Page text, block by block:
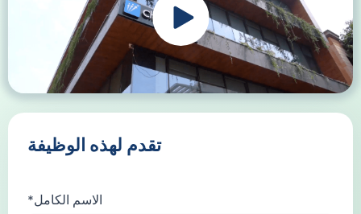
تقدم لهذه الوظيفة
الاسم الكامل*